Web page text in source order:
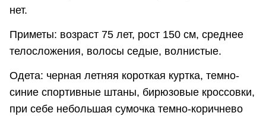
нет.
Приметы: возраст 75 лет, рост 150 см, среднее
телосложения, волосы седые, волнистые.
Одета: черная летняя короткая куртка, темно-
синие спортивные штаны, бирюзовые кроссовки,
при себе небольшая сумочка темно-коричнево